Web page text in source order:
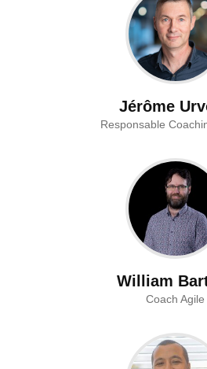
Jérôme
Responsable
William
Coach Agile